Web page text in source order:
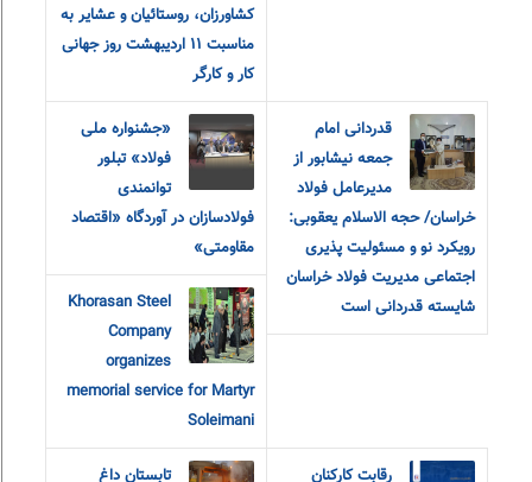
کشاورزان، روستائیان و عشایر به
مناسبت ۱۱ اردیبهشت روز جهانی
کار و کارگر
قدردانی امام
جمعه نیشابور از
مدیرعامل فولاد
خراسان/ حجه الاسلام یعقوبی:
رویکرد نو و مسئولیت پذیری
اجتماعی مدیریت فولاد خراسان
شایسته قدردانی است
«جشنواره ملی
فولاد» تبلور
توانمندی
فولادسازان در آوردگاه «اقتصاد
مقاومتی»
Khorasan Steel
Company
organizes
memorial service for Martyr
Soleimani
رقابت کارکنان تابستان داغ